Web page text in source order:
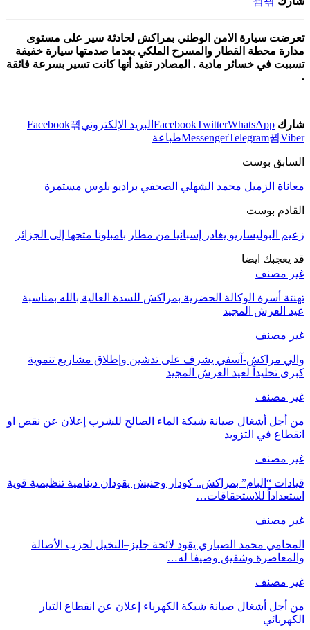
تعرضت سيارة الامن الوطني بمراكش لحادثة سير على مستوى
مدارة محطة القطار والمسرح الملكي بعدما صدمتها سيارة خفيفة
تسببت في خسائر مادية . المصادر تفيد أنها كانت تسير بسرعة فائقة
.
شارك FacebookTwitterWhatsApp البريد الإلكتروني
Facebook
MessengerTelegram Viber طباعة
السابق بوست
معاناة الزميل محمد الشهلي الصحفي براديو بلوس مستمرة
القادم بوست
زعيم البوليساريو يغادر إسبانيا من مطار بامبلونا متجها إلى الجزائر
قد يعجبك ايضا
غير مصنف
تهنئة أسرة الوكالة الحضرية بمراكش للسدة العالية بالله بمناسبة
عيد العرش المجيد
غير مصنف
والي مراكش-آسفي يشرف على تدشين وإطلاق مشاريع تنموية
كبرى تخليداً لعيد العرش المجيد
غير مصنف
من أجل أشغال صيانة شبكة الماء الصالح للشرب إعلان عن نقص او
انقطاع في التزويد
غير مصنف
قيادات “البام” بمراكش.. كودار وحنيش يقودان دينامية تنظيمية قوية
استعداداً للاستحقاقات…
غير مصنف
المحامي محمد الصباري يقود لائحة جليز–النخيل لحزب الأصالة
والمعاصرة وشقيق وصيفا له…
غير مصنف
من أجل أشغال صيانة شبكة الكهرباء إعلان عن انقطاع التيار
الكهربائي